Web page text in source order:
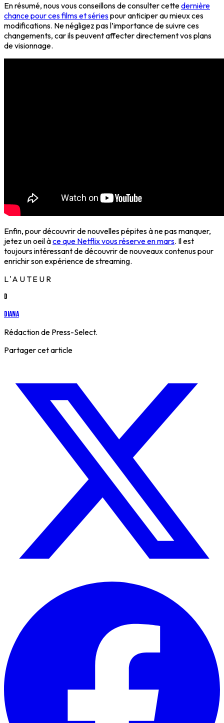
En résumé, nous vous conseillons de consulter cettedernière
chance pour ces films et sériespour anticiper au mieux ces
modifications. Ne négligez pas l’importance de suivre ces
changements, car ils peuvent affecter directement vos plans
de visionnage.
Enfin, pour découvrir de nouvelles pépites à ne pas manquer,
jetez un oeil àce que Netflix vous réserve en mars. Il est
toujours intéressant de découvrir de nouveaux contenus pour
enrichir son expérience de streaming.
L'AUTEUR
D
Diana
Rédaction de Press-Select.
Partager cet article